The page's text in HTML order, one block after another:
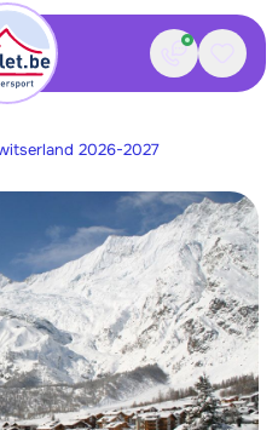
Contact
2026-2027